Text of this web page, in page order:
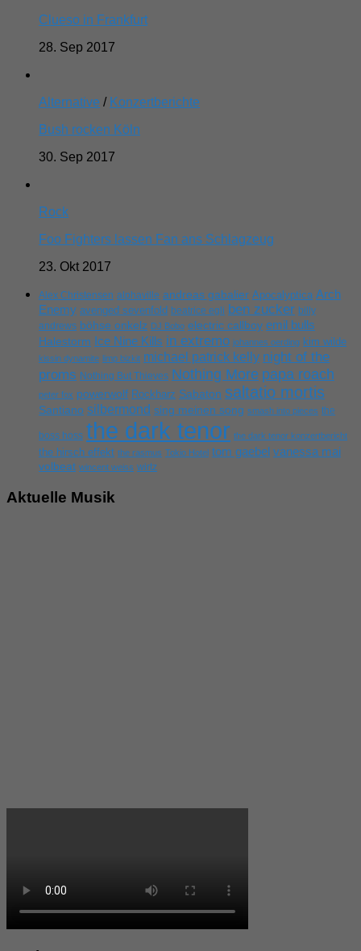
Clueso in Frankfurt
28. Sep 2017
Alternative / Konzertberichte
Bush rocken Köln
30. Sep 2017
Rock
Foo Fighters lassen Fan ans Schlagzeug
23. Okt 2017
Alex Christensen alphaville andreas gabalier Apocalyptica Arch
Enemy avenged sevenfold beatrice egli ben zucker billy
andrews böhse onkelz DJ Bobo electric callboy emil bulls
Halestorm Ice Nine Kills in extremo johannes oerding kim wilde
kissin dynamite limp bizkit michael patrick kelly night of the
proms Nothing But Thieves Nothing More papa roach
peter fox powerwolf Rockharz Sabaton saltatio mortis
Santiano silbermond sing meinen song smash into pieces the
boss hoss the dark tenor the dark tenor konzertbericht
the hirsch effekt the rasmus Tokio Hotel tom gaebel vanessa mai
volbeat wincent weiss wirtz
Aktuelle Musik